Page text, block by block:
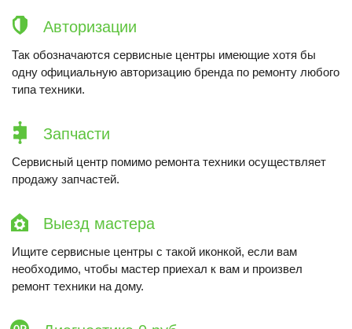
Авторизации
Так обозначаются сервисные центры имеющие хотя бы
одну официальную авторизацию бренда по ремонту любого
типа техники.
Запчасти
Сервисный центр помимо ремонта техники осуществляет
продажу запчастей.
Выезд мастера
Ищите сервисные центры с такой иконкой, если вам
необходимо, чтобы мастер приехал к вам и произвел
ремонт техники на дому.